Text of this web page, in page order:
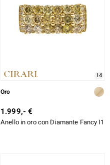
14
Oro
1.999,- €
Anello in oro con Diamante Fancy I1